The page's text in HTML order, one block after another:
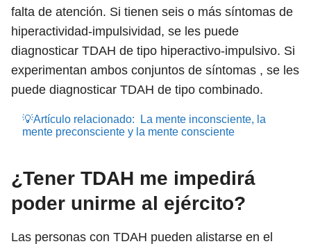
falta de atención. Si tienen seis o más síntomas de
hiperactividad-impulsividad, se les puede
diagnosticar TDAH de tipo hiperactivo-impulsivo. Si
experimentan ambos conjuntos de síntomas , se les
puede diagnosticar TDAH de tipo combinado.
💡Artículo relacionado:
La mente inconsciente, la
mente preconsciente y la mente consciente
¿Tener TDAH me impedirá
poder unirme al ejército?
Las personas con TDAH pueden alistarse en el